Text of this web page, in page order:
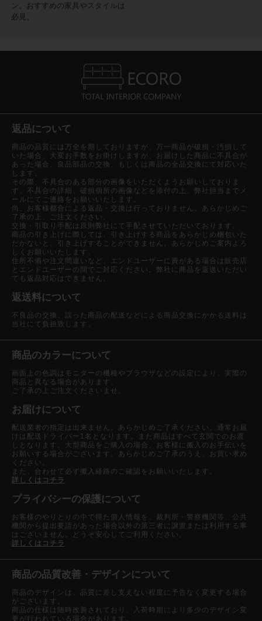
ン。おすすめの家具やスタイルは
必見。
返品について
商品の品質には万全を期しておりますが、万一商品が破損・汚損して
いた場合、大変お手数をお掛けしますが、お届けした商品に不具合が
あった場合、良品部品の交換、もしくは商品の全品交換にて対応いた
します。
その際、不具合のある部分の画像をいただくようお願いしておりま
す。不具合の詳細、破損個所の画像などを添付の上、弊社担当までメ
ールにてご連絡をお願いいたします。
尚、お客様都合による返品・交換は行っておりません。あらかじめご
了承の上、ご注文ください。
交換・引取り手配は原則弊社にて手配させていただいております。
商品の引き上げに際しては、引き上げする商品をあらかじめ梱包いた
だかないと、引き上げすることができません。あらかじめご案内よろ
しくお願いいたします。
住所不備や注文間違いなど、エンドユーザーに責がある場合は販売店
とエンドユーザーの間でご対応ください。弊社に商品を返送いただい
ても返品対応はできません。
返送料について
不良品の交換、誤った商品の配送などによる商品交換にかかる送料は
当社にて負担致します。
商品のカラーについて
画面上の色調はモニターの機種やブラウザなどの設定により、実際の
商品と異なる場合があります。
ご了承の上ご注文くださいませ。
お届けについて
配送業者の指定は出来ません。あらかじめご了承ください。通常お届
けは配送ドライバー1名となります。また商品はすべて玄関でのお渡
しとなります。大型商品をご購入の場合、お客様に搬入のお手伝いを
お願いする場合がございます。あらかじめご了承のうえ、お買い求め
ください。
また、合わせて必ず搬入経路のご確認をお願いいたします。
詳しくはコチラ
プライバシーの保護について
お客様のやりとりの中で得た個人情報を、裁判所・警察機関等、公共
機関から提出要請があった場合以外の第三者に譲渡または利用する事
はございません。どうぞ安心してご利用ください。
詳しくはコチラ
商品の品質改善・デザインについて
商品のデザインは、品質に差し支えない程度に予告なく変更する場合
がございます。
商品の仕様は随時改善されており、入荷時期により多少のデザイン変
更が行われている場合があります。